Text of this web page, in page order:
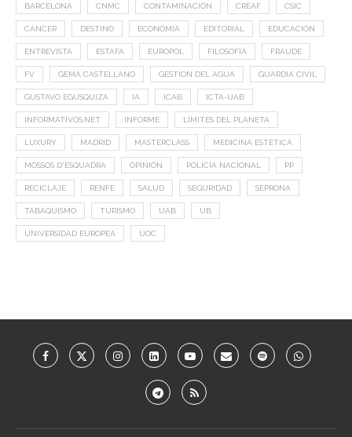
BARCELONA CNMC CONTAMINACIÓN CREAF CSIC
CÁNCER DESTINO ECONOMÍA EDITORIAL EDUCACIÓN
ENTREVISTA ESTAFA EUROPOL FILOSOFÍA FRAUDE
FV GEMA CASTELLANO GESTION DEL AGUA GUARDIA CIVIL
GUSTAVO EGUSQUIZA IA ICAB ICTA-UAB
INFORMATIVOS.NET INFORME LIMITES DEL PLANETA
LUXURY MADRID MASTERCLASS MEDICINA ESTÉTICA
MOSSOS D'ESQUADRA OPINIÓN POLICÍA NACIONAL PP
RECICLAJE RENFE SALUD SEGURIDAD SEPRONA
TABAQUISMO TURISMO UAB UB
UNIVERSIDAD EUROPEA UOC